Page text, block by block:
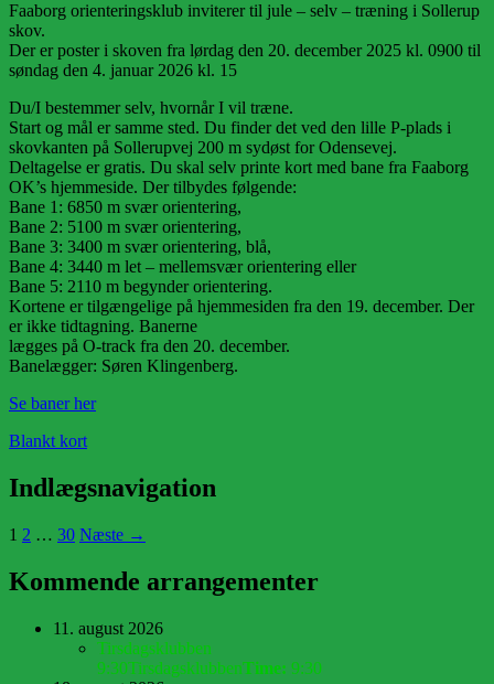
Faaborg orienteringsklub inviterer til jule – selv – træning i Sollerup
skov.
Der er poster i skoven fra lørdag den 20. december 2025 kl. 0900 til
søndag den 4. januar 2026 kl. 15
Du/I bestemmer selv, hvornår I vil træne.
Start og mål er samme sted. Du finder det ved den lille P-plads i
skovkanten på Sollerupvej 200 m sydøst for Odensevej.
Deltagelse er gratis. Du skal selv printe kort med bane fra Faaborg
OK’s hjemmeside. Der tilbydes følgende:
Bane 1: 6850 m svær orientering,
Bane 2: 5100 m svær orientering,
Bane 3: 3400 m svær orientering, blå,
Bane 4: 3440 m let – mellemsvær orientering eller
Bane 5: 2110 m begynder orientering.
Kortene er tilgængelige på hjemmesiden fra den 19. december. Der
er ikke tidtagning. Banerne
lægges på O-track fra den 20. december.
Banelægger: Søren Klingenberg.
Se baner her
Blankt kort
Indlægsnavigation
1 2 … 30 Næste →
Kommende arrangementer
11. august 2026
Tirsdagsklubben
9:30TirsdagsklubbenTime: 9:30